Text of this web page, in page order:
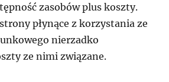
zasobów plus koszty.
płynące z korzystania ze
nierzadko
ze nimi związane.